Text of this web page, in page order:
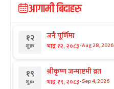
आगामी बिदाहरु
१२
शुक्र
जनै पूर्णिमा
भाद्र १२, २०८३-Aug 28, 2026
१९
शुक्र
श्रीकृष्ण जन्माष्टमी व्रत
भाद्र १९, २०८३-Sep 4, 2026